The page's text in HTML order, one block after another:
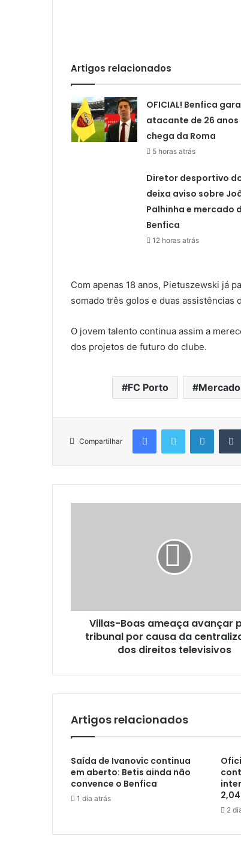
Artigos relacionados
OFICIAL! Benfica
atacante de 26 anos
chega da Roma
5 horas atrás
Diretor desportivo
deixa aviso sobre
Palhinha e mercado
Benfica
12 horas atrás
Com apenas 18 anos, Pietuszewski já
somado três golos e duas assistências
O jovem talento continua assim a
dos projetos de futuro do clube.
FC Porto
Compartilhar
FacebookTwitter
Villas-Boas ameaça avançar
tribunal por causa da
dos direitos televisivos
Artigos relacionados
Saída de Ivanovic continua
em aberto: Betis ainda não
convence o Benfica
1 dia atrás
2